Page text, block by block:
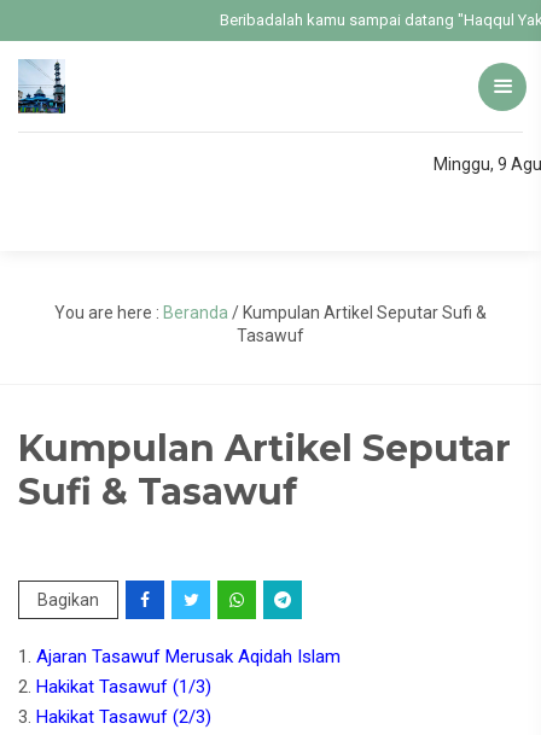
Beribadalah kamu sampai datang "Haqqul
Minggu, 9
You are here : Beranda / Kumpulan Artikel Seputar Sufi &
Tasawuf
Kumpulan Artikel Seputar
Sufi & Tasawuf
Bagikan
Ajaran Tasawuf Merusak Aqidah Islam
Hakikat Tasawuf (1/3)
Hakikat Tasawuf (2/3)